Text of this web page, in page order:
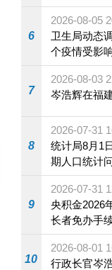
6
2026-08-05
卫生局动态
个疫情受影
施
7
2026-08-03
岑浩辉在福
8
2026-07-31
统计局8月1日起派员上
期人口统计
9
2026-07-31
央积金2026年度
长者免办手
10
2026-08-01
行政长官岑